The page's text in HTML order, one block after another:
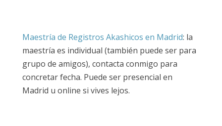
Maestría de Registros Akashicos en Madrid: la
maestría es individual (también puede ser para
grupo de amigos), contacta conmigo para
concretar fecha. Puede ser presencial en
Madrid u online si vives lejos.